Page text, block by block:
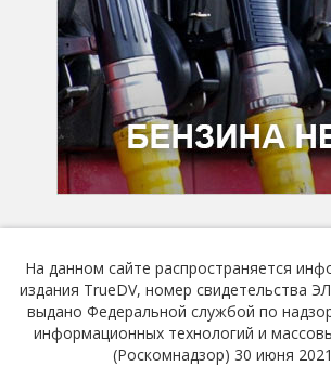
На данном сайте распространяется
издания TrueDV, номер свидетельства
выдано Федеральной службой по
информационных технологий и
(Роскомнадзор) 30 июня